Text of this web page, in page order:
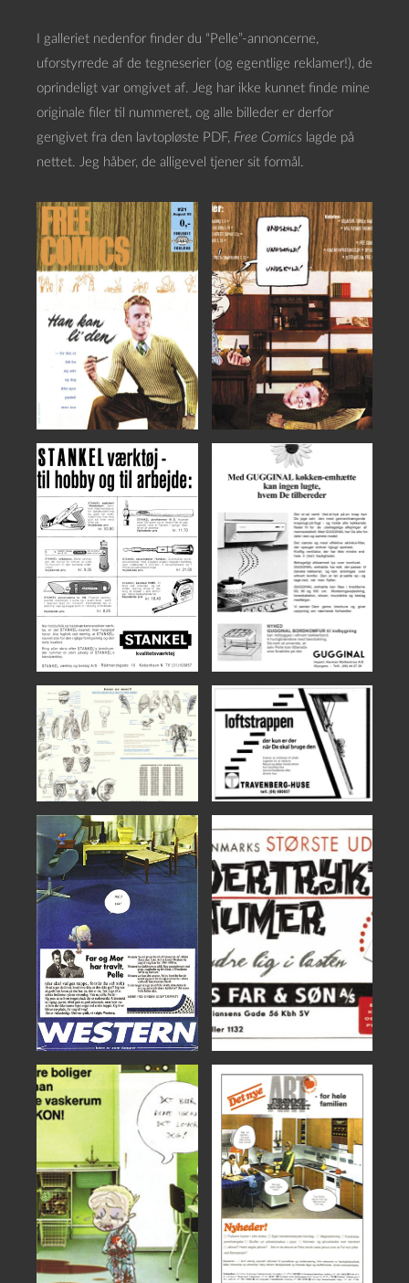
I galleriet nedenfor finder du “Pelle”-annoncerne,
uforstyrrede af de tegneserier (og egentlige reklamer!), de
oprindeligt var omgivet af. Jeg har ikke kunnet finde mine
originale filer til nummeret, og alle billeder er derfor
gengivet fra den lavtopløste PDF, Free Comics lagde på
nettet. Jeg håber, de alligevel tjener sit formål.